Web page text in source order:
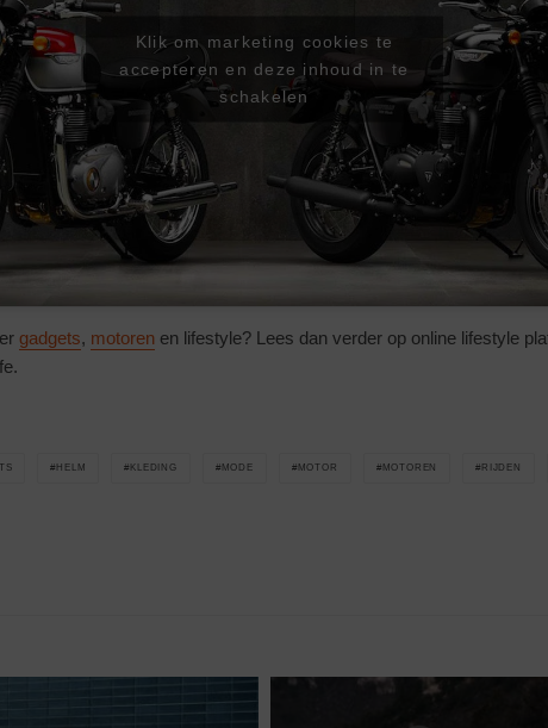
Klik om marketing cookies te
accepteren en deze inhoud in te
schakelen
gadgets, motoren en lifestyle? Lees dan verder op online lifestyle
HELM KLEDING MODE MOTOR MOTOREN RIJDEN